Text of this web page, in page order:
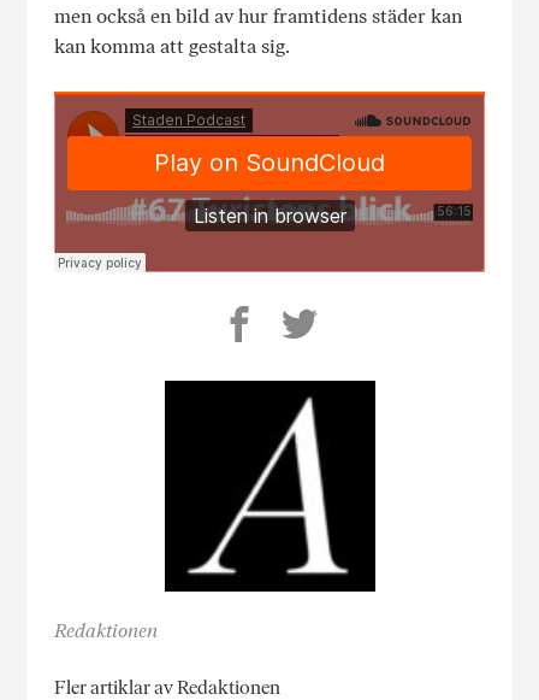
men också en bild av hur framtidens städer kan
kan komma att gestalta sig.
Redaktionen
Fler artiklar av Redaktionen